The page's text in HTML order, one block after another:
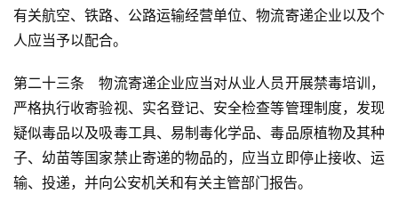
有关航空、铁路、公路运输经营单位、物流寄递企业以及个
人应当予以配合。
第二十三条　物流寄递企业应当对从业人员开展禁毒培训，
严格执行收寄验视、实名登记、安全检查等管理制度，发现
疑似毒品以及吸毒工具、易制毒化学品、毒品原植物及其种
子、幼苗等国家禁止寄递的物品的，应当立即停止接收、运
输、投递，并向公安机关和有关主管部门报告。